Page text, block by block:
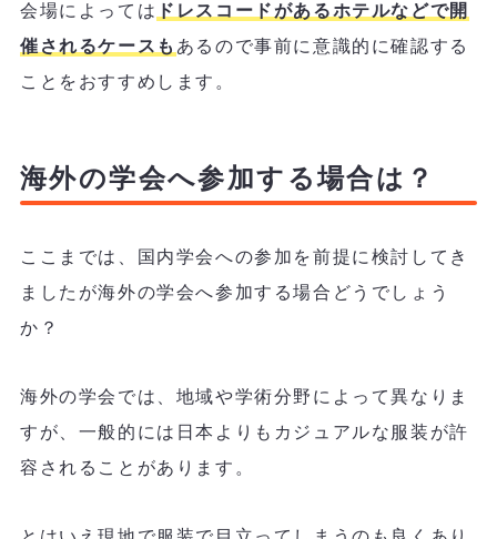
会場によっては ドレスコードがあるホテルなどで開
催されるケースも あるので事前に意識的に確認する
ことをおすすめします。
海外の学会へ参加する場合は？
ここまでは、国内学会への参加を前提に検討してき
ましたが海外の学会へ参加する場合どうでしょう
か？
海外の学会では、地域や学術分野によって異なりま
すが、一般的には日本よりもカジュアルな服装が許
容されることがあります。